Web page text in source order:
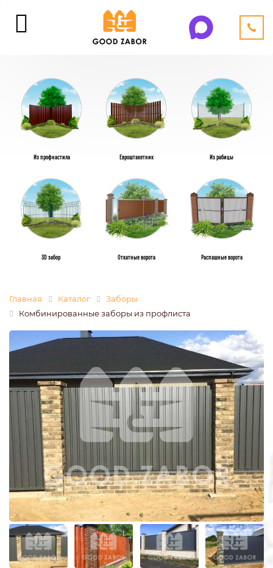
Из профнастила Евроштакетник Из рабицы
3D забор Откатные ворота Распашные ворота
Главная Каталог
Заборы
Комбинированные заборы из профлиста